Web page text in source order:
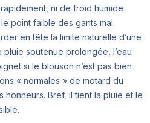
ni de froid humide
point faible des gants mal
en tête la limite naturelle d’une
soutenue prolongée, l’eau
si le blouson n’est pas bien
« normales » de motard du
honneurs. Bref, il tient la pluie et le